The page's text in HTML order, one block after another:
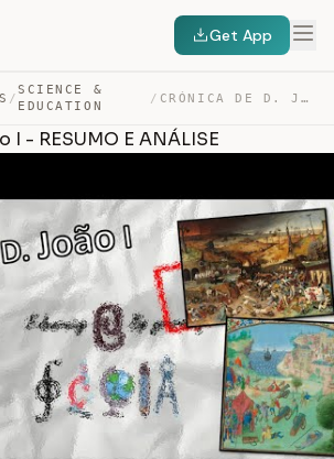
Get App
/
SCIENCE &
EDUCATION
/ CRÓNICA DE D. JOÃO I – RESUMO E ANÁLISE — TRANSCRIPT
I - RESUMO E ANÁLISE